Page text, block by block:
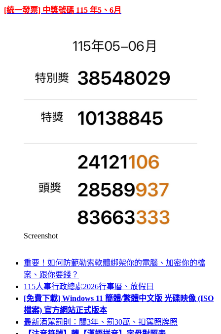
[統一發票] 中獎號碼 115 年5、6月
Screenshot
重要！如何防範勒索軟體綁架你的電腦、加密你的檔
案、跟你要錢？
115人事行政總處2026行事曆、放假日
[免費下載] Windows 11 簡體/繁體中文版 光碟映像 (ISO
檔案) 官方網站正式版本
最新酒駕罰則：關3年、罰30萬、扣駕照牌照